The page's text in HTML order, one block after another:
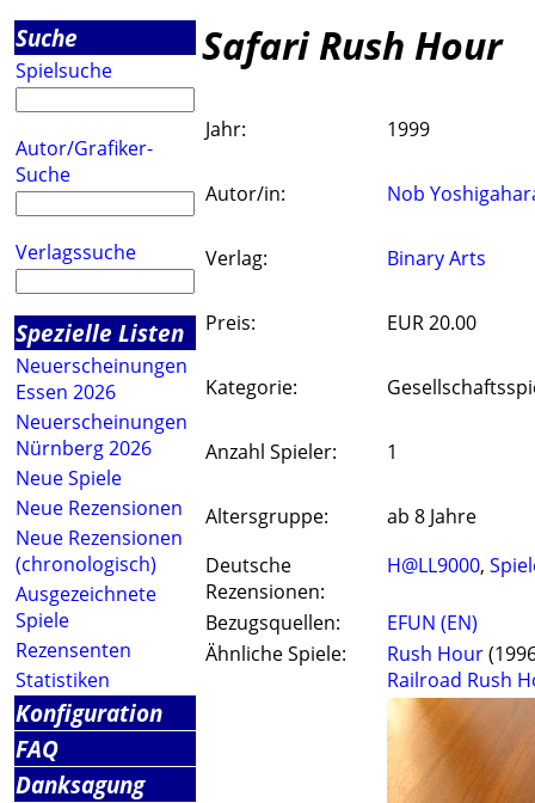
Suche
Spielsuche
Autor/Grafiker-
Suche
Verlagssuche
Spezielle Listen
Neuerscheinungen
Essen 2026
Neuerscheinungen
Nürnberg 2026
Neue Spiele
Neue Rezensionen
Neue Rezensionen
(chronologisch)
Ausgezeichnete
Spiele
Rezensenten
Statistiken
Konfiguration
FAQ
Danksagung
Safari Rush Hour
Jahr: 1999
Autor/in: Nob
Verlag: Binary Arts
Preis: EUR 20.00
Kategorie:
Anzahl Spieler: 1
Altersgruppe:
ab 8 Jahre
Deutsche
Rezensionen:
H@LL9000,
Bezugsquellen:
EFUN (EN)
Ähnliche Spiele:
Rush Hour
Railroad Rush